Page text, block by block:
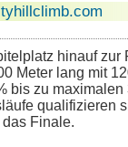
hinauf zur
Meter lang mit
bis zu maximalen
qualifizieren
Finale.